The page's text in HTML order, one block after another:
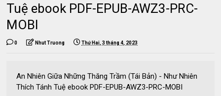
Tuệ ebook PDF-EPUB-AWZ3-PRC-
MOBI
0 Nhut Truong Thứ Hai, 3 tháng 4, 2023
An Nhiên Giữa Những Thăng Trầm (Tái Bản) - Như Nhiên
Thích Tánh Tuệ ebook PDF-EPUB-AWZ3-PRC-MOBI